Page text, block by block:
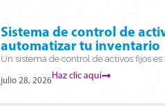
Sistema de control de
automatizar tu inventario
Un sistema de control de activos fijos
julio 28, 2026Haz clic aquí